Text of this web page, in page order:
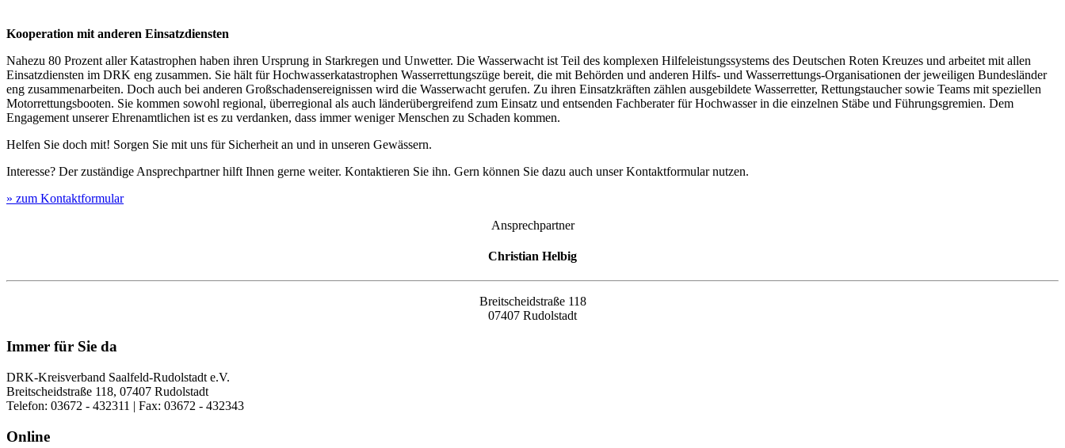
Kooperation mit anderen Einsatzdiensten
Nahezu 80 Prozent aller Katastrophen haben ihren Ursprung in Starkregen und Unwetter. Die Wasserwacht ist Teil des komplexen Hilfeleistungssystems des Deutschen Roten Kreuzes und arbeitet mit allen
Einsatzdiensten im DRK eng zusammen. Sie hält für Hochwasserkatastrophen Wasserrettungszüge bereit, die mit Behörden und anderen Hilfs- und Wasserrettungs-Organisationen der jeweiligen Bundesländer
eng zusammenarbeiten. Doch auch bei anderen Großschadensereignissen wird die Wasserwacht gerufen. Zu ihren Einsatzkräften zählen ausgebildete Wasserretter, Rettungstaucher sowie Teams mit speziellen
Motorrettungsbooten. Sie kommen sowohl regional, überregional als auch länderübergreifend zum Einsatz und entsenden Fachberater für Hochwasser in die einzelnen Stäbe und Führungsgremien. Dem
Engagement unserer Ehrenamtlichen ist es zu verdanken, dass immer weniger Menschen zu Schaden kommen.
Helfen Sie doch mit! Sorgen Sie mit uns für Sicherheit an und in unseren Gewässern.
Interesse? Der zuständige Ansprechpartner hilft Ihnen gerne weiter. Kontaktieren Sie ihn. Gern können Sie dazu auch unser Kontaktformular nutzen.
» zum Kontaktformular
Ansprechpartner
Christian Helbig
Breitscheidstraße 118
07407 Rudolstadt
Immer für Sie da
DRK-Kreisverband Saalfeld-Rudolstadt e.V.
Breitscheidstraße 118, 07407 Rudolstadt
Telefon: 03672 - 432311 | Fax: 03672 - 432343
Online